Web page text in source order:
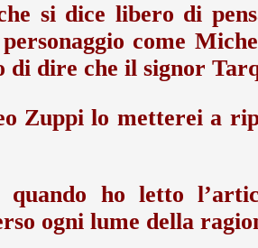
si dice libero di
come
di dire che il signor
Zuppi lo metterei a
quando ho letto
ogni lume della